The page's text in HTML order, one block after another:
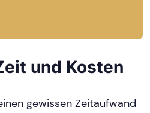
und Kosten
gewissen Zeitaufwand